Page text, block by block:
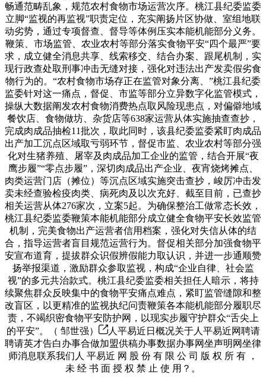
畅通范畴乱象，规范农村食物市场运营次序。桃江县纪委监委
立脚“监视的再监视”职责定位，充实阐扬片区协做、室组地联
动劣势，通过专项督查、督导等体例压实本能机能部分义务。
鞭策、市场监管、农业农村等部分落实食物平安“四个最严”要
求，成立健全消息共享、线索移交、结合办案、跟尾机制，实
现行政查处取刑事冲击无缝对接，强化对违法出产发卖假劣食
物行为的。“农村食物市场存正在监管对象分离、”桃江县纪委
监委针对这一痛点，督促、市监等部分立异数字化监管模式，
操纵大数据阐发农村食物消费热点取风险现患点，对偏僻地域
餐饮店、食物做坊、杂货店等638家运营从体实施抽查查抄，
完成肉成品抽检11批次，取此同时，该县纪委监委紧盯肉成品
出产加工沉点区域取亏弱环节，督促市监、农业农村等部分强
化对生猪养殖、屠宰及肉成品加工企业的监管，结合开展“夜
鹰步履”“零点步履”，深切肉成品出产企业、夜宵烧烤摊点、
肉类运营门店（摊位）等沉点区域实施突击查抄，峻厉冲击发
卖未经查验检疫肉类、病死肉及以次充好、截至目前，已查抄
相关运营从体276家次，立案5起。为确保整治工做常态长效，
桃江县纪委监委鞭策本能机能部分成立健全食物平安长效监管
机制，完美食物出产运营者信用档案，强化对失信从体的结
合，指导运营者盲目规范运营行为。督促相关部分加强食物平
安宣布道育，提拔群众识假辨假能力取认识，并进一步通顺赞
扬举报渠道，激励群众参取监视，构成“企业自律、社会监
视”的多元共治款式。桃江县纪委监委相关担任人暗示，将持
续聚焦群众反映集中的食物平安痛点难点，紧盯监管缝隙和整
改盲区，以更精准的监视执纪问责鞭策各本能机能部分履职尽
责，不竭织密食物平安防护网，以现实步履守护群众“舌尖上
的平安”。（ 邹世强）
人平易近日概况关于人平易近网聘请
聘请英才告白办事合做加盟供稿办事数据办事网坐声明网坐律
师消息联系我们人 平易近 网 股 份 有 限 公 司 版 权 所 有 ，
未 经 书 面 授 权 禁 止 使 用？。